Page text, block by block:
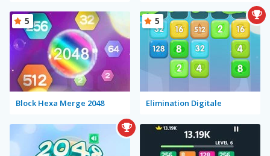
Block Hexa Merge 2048
5
Elimination Digitale
5